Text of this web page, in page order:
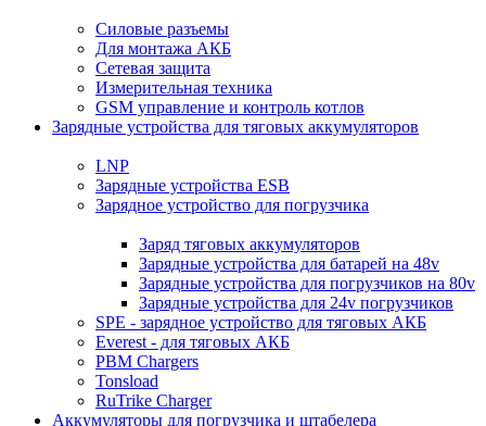
Силовые разъемы
Для монтажа АКБ
Сетевая защита
Измерительная техника
GSM управление и контроль котлов
Зарядные устройства для тяговых аккумуляторов
LNP
Зарядные устройства ESB
Зарядное устройство для погрузчика
Заряд тяговых аккумуляторов
Зарядные устройства для батарей на 48v
Зарядные устройства для погрузчиков на 80v
Зарядные устройства для 24v погрузчиков
SPE - зарядное устройство для тяговых АКБ
Everest - для тяговых АКБ
PBM Chargers
Tonsload
RuTrike Charger
Аккумуляторы для погрузчика и штабелера